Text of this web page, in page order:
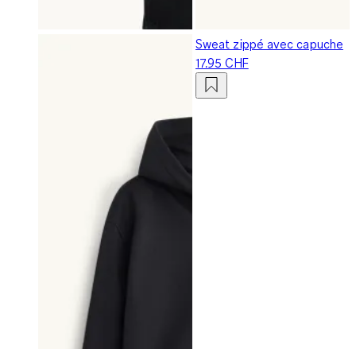
Sweat zippé avec capuche
17.95 CHF